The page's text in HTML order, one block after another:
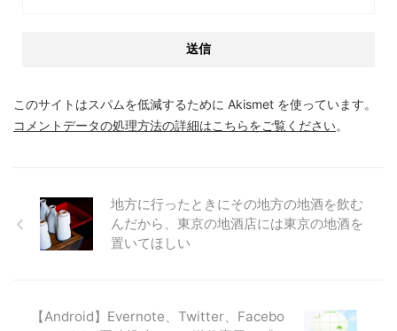
このサイトはスパムを低減するために Akismet を使っています。
コメントデータの処理方法の詳細はこちらをご覧ください。
地方に行ったときにその地方の地酒を飲む
んだから、東京の地酒店には東京の地酒を
置いてほしい
【Android】Evernote、Twitter、Facebo